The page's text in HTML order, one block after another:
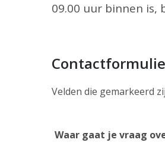
09.00 uur binnen is,
Velden die gemarkeerd
Waar gaat je vraag